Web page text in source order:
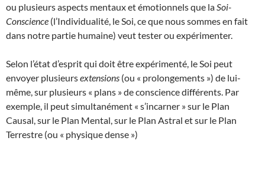
ou plusieurs aspects mentaux et émotionnels que la Soi-
Conscience (l’Individualité, le Soi, ce que nous sommes en fait
dans notre partie humaine) veut tester ou expérimenter.
Selon l’état d’esprit qui doit être expérimenté, le Soi peut
envoyer plusieursextensions (ou « prolongements ») de lui-
même, sur plusieurs « plans » de conscience différents. Par
exemple, il peut simultanément « s’incarner » sur le Plan
Causal, sur le Plan Mental, sur le Plan Astral et sur le Plan
Terrestre (ou « physique dense »)